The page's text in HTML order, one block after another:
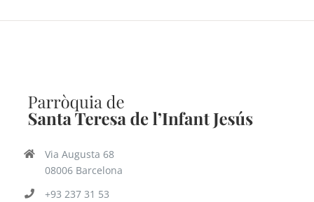
Via Augusta 68
08006 Barcelona
+93 237 31 53